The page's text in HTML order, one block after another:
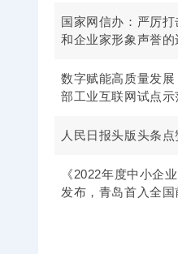
国家网信办：严厉
和企业家形象声誉的
数字赋能高质量发
部工业互联网试点示
人民日报头版头条点
《2022年度中小企
发布，青岛首入全国